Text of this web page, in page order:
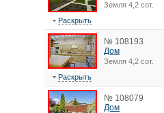
Земля 4,2 сот.
Раскрыть
№ 108193
Дом
Земля 4,2 сот.
Раскрыть
№ 108079
Дом